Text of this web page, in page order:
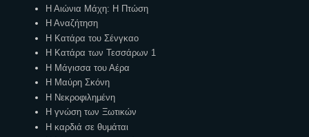
Η Αιώνια Μάχη: Η Πτώση
Η Αναζήτηση
Η Κατάρα του Σένγκαο
Η Κατάρα των Τεσσάρων 1
Η Μάγισσα του Αέρα
Η Μαύρη Σκόνη
Η Νεκροφιλημένη
Η γνώση των Ξωτικών
Η καρδιά σε θυμάται